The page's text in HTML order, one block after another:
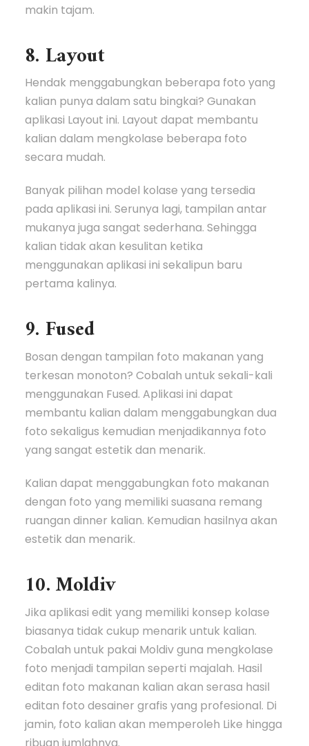
makin tajam.
8. Layout
Hendak menggabungkan beberapa foto yang
kalian punya dalam satu bingkai? Gunakan
aplikasi Layout ini. Layout dapat membantu
kalian dalam mengkolase beberapa foto
secara mudah.
Banyak pilihan model kolase yang tersedia
pada aplikasi ini. Serunya lagi, tampilan antar
mukanya juga sangat sederhana. Sehingga
kalian tidak akan kesulitan ketika
menggunakan aplikasi ini sekalipun baru
pertama kalinya.
9. Fused
Bosan dengan tampilan foto makanan yang
terkesan monoton? Cobalah untuk sekali-kali
menggunakan Fused. Aplikasi ini dapat
membantu kalian dalam menggabungkan dua
foto sekaligus kemudian menjadikannya foto
yang sangat estetik dan menarik.
Kalian dapat menggabungkan foto makanan
dengan foto yang memiliki suasana remang
ruangan dinner kalian. Kemudian hasilnya akan
estetik dan menarik.
10. Moldiv
Jika aplikasi edit yang memiliki konsep kolase
biasanya tidak cukup menarik untuk kalian.
Cobalah untuk pakai Moldiv guna mengkolase
foto menjadi tampilan seperti majalah. Hasil
editan foto makanan kalian akan serasa hasil
editan foto desainer grafis yang profesional. Di
jamin, foto kalian akan memperoleh Like hingga
ribuan jumlahnya.